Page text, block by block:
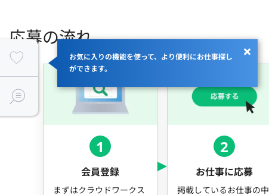
お気に入りの機能を使って、より便利にお仕事探し
ができます。
応募の流れ
1
会員登録
まずはクラウドワークス
2
お仕事に応募
掲載しているお仕事の中